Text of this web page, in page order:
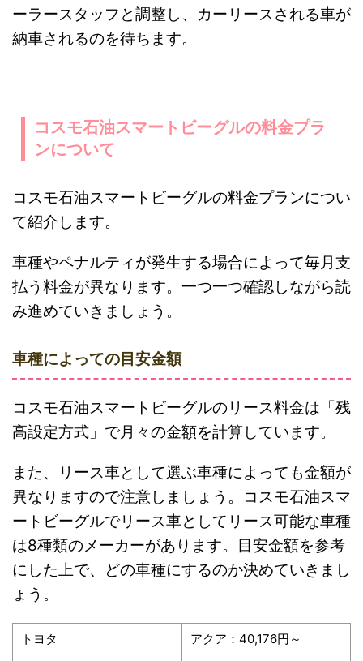
ーラースタッフと調整し、カーリースされる車が
納車されるのを待ちます。
コスモ石油スマートビーグルの料金プラ
ンについて
コスモ石油スマートビーグルの料金プランについ
て紹介します。
車種やペナルティが発生する場合によって毎月支
払う料金が異なります。一つ一つ確認しながら読
み進めていきましょう。
車種によっての目安金額
コスモ石油スマートビーグルのリース料金は「残
高設定方式」で月々の金額を計算しています。
また、リース車として選ぶ車種によっても金額が
異なりますので注意しましょう。コスモ石油スマ
ートビーグルでリース車としてリース可能な車種
は8種類のメーカーがあります。目安金額を参考
にした上で、どの車種にするのか決めていきまし
ょう。
トヨタ アクア：40,176円～